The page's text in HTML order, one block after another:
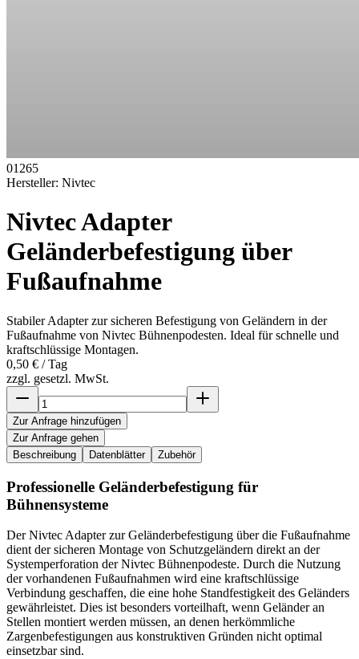
01265
Hersteller: Nivtec
Nivtec Adapter
Geländerbefestigung über
Fußaufnahme
Stabiler Adapter zur sicheren Befestigung von Geländern in der
Fußaufnahme von Nivtec Bühnenpodesten. Ideal für schnelle und
kraftschlüssige Montagen.
0,50 € / Tag
zzgl. gesetzl. MwSt.
Zur Anfrage hinzufügen
Zur Anfrage gehen
Beschreibung
Datenblätter Zubehör
Professionelle Geländerbefestigung für
Bühnensysteme
Der Nivtec Adapter zur Geländerbefestigung über die Fußaufnahme
dient der sicheren Montage von Schutzgeländern direkt an der
Systemperforation der Nivtec Bühnenpodeste. Durch die Nutzung
der vorhandenen Fußaufnahmen wird eine kraftschlüssige
Verbindung geschaffen, die eine hohe Standfestigkeit des Geländers
gewährleistet. Dies ist besonders vorteilhaft, wenn Geländer an
Stellen montiert werden müssen, an denen herkömmliche
Zargenbefestigungen aus konstruktiven Gründen nicht optimal
einsetzbar sind.